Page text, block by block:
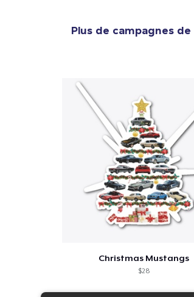
Plus de campagnes de
Christmas Mustangs
$28